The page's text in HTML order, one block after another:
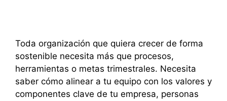
Toda organización que quiera crecer de forma
sostenible necesita más que procesos,
herramientas o metas trimestrales. Necesita
saber cómo alinear a tu equipo con los valores y
componentes clave de tu empresa, personas